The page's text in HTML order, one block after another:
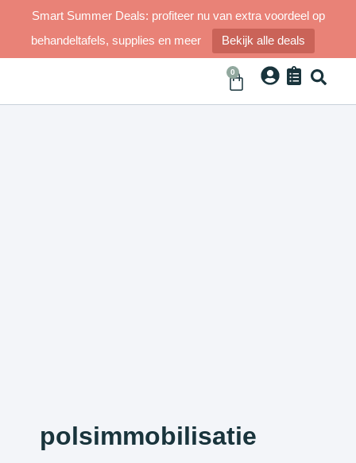
Smart Summer Deals: profiteer nu van extra voordeel op
behandeltafels, supplies en meer
Bekijk alle deals
0
polsimmobilisatie